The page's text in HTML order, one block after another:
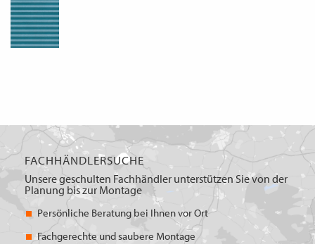
FACHHÄNDLERSUCHE
Unsere geschulten Fachhändler unterstützen Sie von der
Planung bis zur Montage
Persönliche Beratung bei Ihnen vor Ort
Fachgerechte und saubere Montage